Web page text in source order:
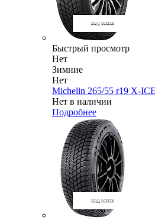
Быстрый просмотр
Нет
Зимние
Нет
Michelin 265/55 r19 X-
Нет в наличии
Подробнее